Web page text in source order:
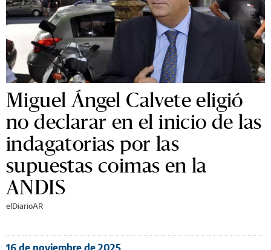
Miguel Ángel Calvete eligió
no declarar en el inicio de las
indagatorias por las
supuestas coimas en la
ANDIS
elDiarioAR